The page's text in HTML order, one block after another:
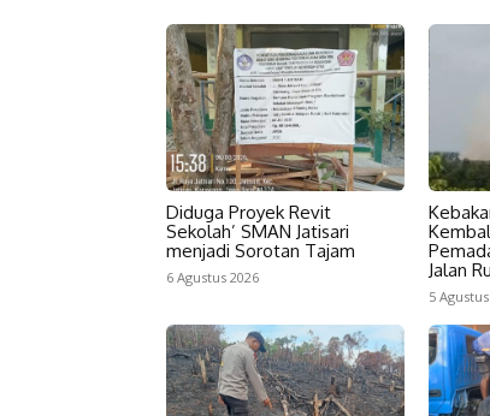
Diduga Proyek Revit
Sekolah’ SMAN Jatisari
menjadi Sorotan Tajam
6 Agustus 2026
Jalan
5